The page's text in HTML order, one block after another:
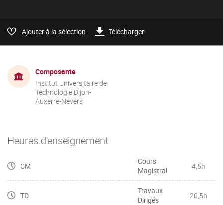
Ajouter à la sélection Télécharger
Composante
Institut Universitaire de
Technologie Dijon-
Auxerre-Nevers
Heures d'enseignement
CM
Cours
Magistral
4,5h
TD
Travaux
Dirigés
20,5h